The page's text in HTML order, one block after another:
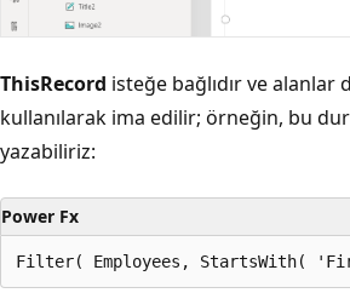
ThisRecord isteğe bağlıdır ve alanlar
kullanılarak ima edilir; örneğin, bu
yazabiliriz:
Power Fx